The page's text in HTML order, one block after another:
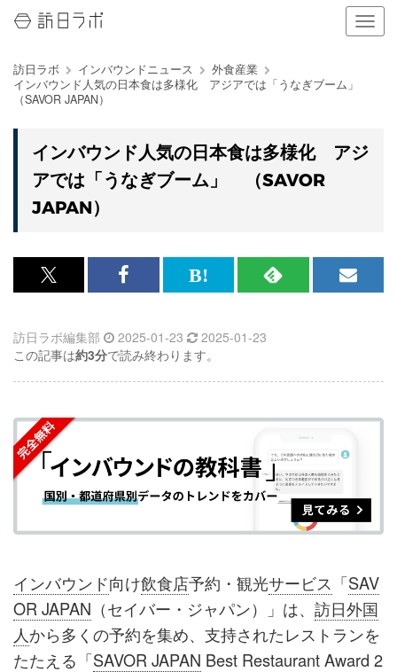
ナ
ビ
の
替
る
訪日ラボ インバウンドニュース
外食産業
インバウンド人気の日本食は多様化 アジアでは「うなぎブーム」
（SAVOR JAPAN）
インバウンド人気の日本食は多様化 アジ
アでは「うなぎブーム」 （SAVOR
JAPAN）
x<br>
記
事
シ
ェ
ア
す
る
Facebook<br>
記
事
シ
ェ
ア
す
る
は
な
ブ
ク
マ
ー
ク
に
加
RSS
購
読
す
る
メ
録
す
訪日ラボ編集部 2025-01-23
2025-01-23
この記事は約3分で読み終わります。
インバウンド向け飲食店予約・観光サービス 「SAV
OR JAPAN （セイバー・ジャパン）」は、 訪日外国
人から多くの予約を集め、支持されたレストランを
たたえる「SAVOR JAPAN Best Restaurant Award 2